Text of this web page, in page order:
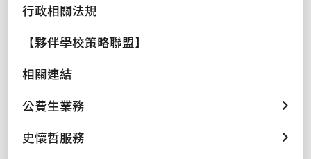
行政相關法規
【夥伴學校策略聯盟】
相關連結
公費生業務
史懷哲服務